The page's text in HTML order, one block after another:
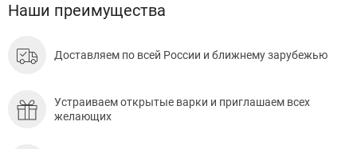
Наши преимущества
Доставляем по всей России и ближнему зарубежью
Устраиваем открытые варки и приглашаем всех
желающих